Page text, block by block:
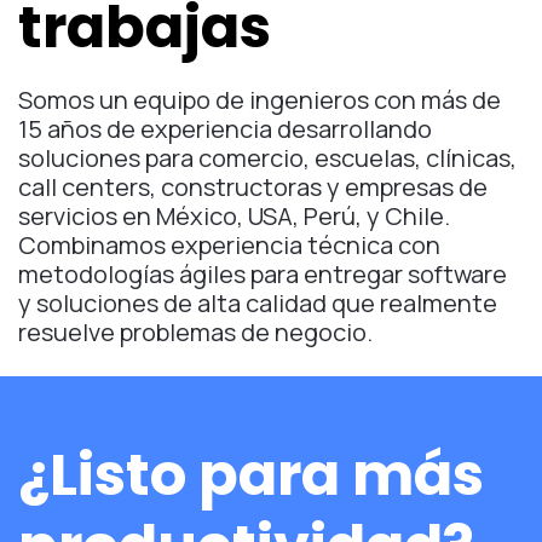
trabajas
Somos un equipo de ingenieros con más de
15 años de experiencia desarrollando
soluciones para comercio, escuelas, clínicas,
call centers, constructoras y empresas de
servicios en México, USA, Perú, y Chile.
Combinamos experiencia técnica con
metodologías ágiles para entregar software
y soluciones de alta calidad que realmente
resuelve problemas de negocio.
¿Listo para más